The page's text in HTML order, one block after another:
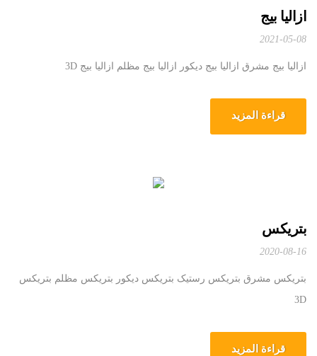
ازالیا بیج
2021-05-08
ازالیا بیج مشرق ازالیا بیج دیکور ازالیا بیج مظلم ازالیا بیج 3D
قراءة المزيد
بتریکس
2020-08-16
بتریکس مشرق بتریکس رستیک بتریکس دیکور بتریکس مظلم بتریکس
3D
قراءة المزيد